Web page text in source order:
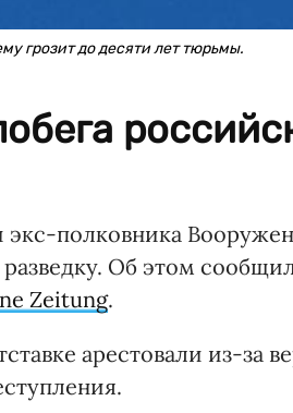
грозит до десяти лет тюрьмы.
экс-полковника
Об этом
Zeitung.
арестовали из-за